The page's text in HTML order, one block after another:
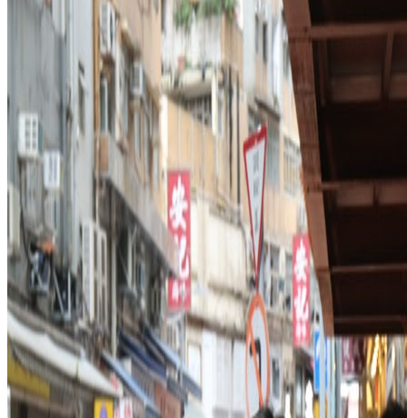
投訴，個案仍在跟進調查。